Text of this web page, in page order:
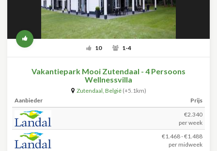
10 1-4
Vakantiepark Mooi Zutendaal - 4 Persoons
Wellnessvilla
Zutendaal, België (+5.1km)
Aanbieder
Prijs
€2.340
per week
€1.468 - €1.488
per midweek